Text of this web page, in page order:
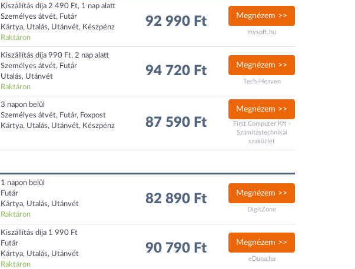
Kiszállítás díja 2 490 Ft, 1 nap alatt
Személyes átvét, Futár
Kártya, Utalás, Utánvét, Készpénz
Raktáron
92 990 Ft Megnézem >>
mysoft.hu
Kiszállítás díja 990 Ft, 2 nap alatt
Személyes átvét, Futár
Utalás, Utánvét
Raktáron
94 720 Ft Megnézem >>
Tech-Heaven
3 napon belül
Személyes átvét, Futár, Foxpost
Kártya, Utalás, Utánvét, Készpénz
87 590 Ft
Megnézem >>
First Computer Kft -
Számítástechnikai
szaküzlet
1 napon belül
Futár
Kártya, Utalás, Utánvét
Raktáron
82 890 Ft Megnézem >>
DigitZone
Kiszállítás díja 1 990 Ft
Futár
Kártya, Utalás, Utánvét
Raktáron
90 790 Ft Megnézem >>
eDuna.hu